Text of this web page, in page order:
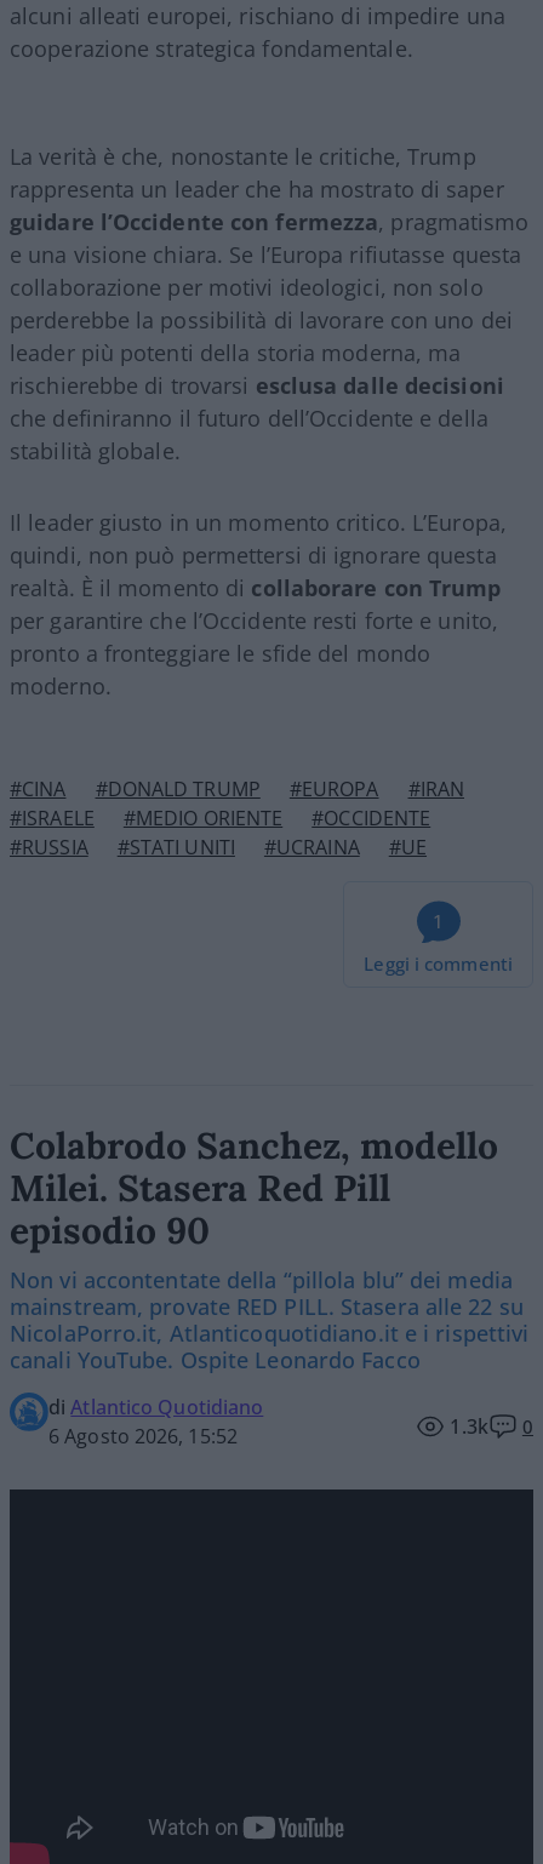
alcuni alleati europei, rischiano di impedire una
cooperazione strategica fondamentale.
La verità è che, nonostante le critiche, Trump
rappresenta un leader che ha mostrato di saper
guidare l’Occidente con fermezza, pragmatismo
e una visione chiara. Se l’Europa rifiutasse questa
collaborazione per motivi ideologici, non solo
perderebbe la possibilità di lavorare con uno dei
leader più potenti della storia moderna, ma
rischierebbe di trovarsi esclusa dalle decisioni
che definiranno il futuro dell’Occidente e della
stabilità globale.
Il leader giusto in un momento critico. L’Europa,
quindi, non può permettersi di ignorare questa
realtà. È il momento di collaborare con Trump
per garantire che l’Occidente resti forte e unito,
pronto a fronteggiare le sfide del mondo
moderno.
#CINA #DONALD TRUMP #EUROPA
#IRAN
#ISRAELE
#MEDIO ORIENTE
#OCCIDENTE
#RUSSIA
#STATI UNITI #UCRAINA #UE
1
Leggi i commenti
Colabrodo Sanchez, modello
Milei. Stasera Red Pill
episodio 90
Non vi accontentate della “pillola blu” dei media
mainstream, provate RED PILL. Stasera alle 22 su
NicolaPorro.it, Atlanticoquotidiano.it e i rispettivi
canali YouTube. Ospite Leonardo Facco
diAtlantico Quotidiano
6 Agosto 2026, 15:52
1.3k 0